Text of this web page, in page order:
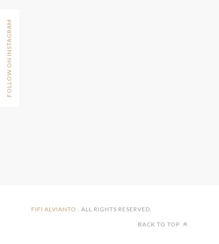
FOLLOW ON INSTAGRAM
FIFI ALVIANTO . ALL RIGHTS RESERVED.
BACK TO TOP